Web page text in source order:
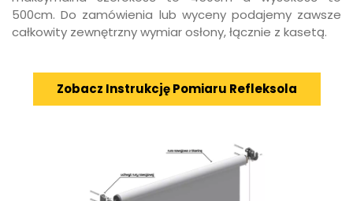
500cm. Do zamówienia lub wyceny podajemy zawsze
całkowity zewnętrzny wymiar osłony, łącznie z kasetą.
Zobacz Instrukcję Pomiaru Refleksola